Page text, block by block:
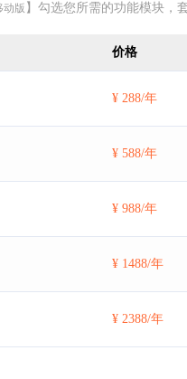
动版 】勾选您所需的功能模块，
价格
¥ 288/年
¥ 588/年
¥ 988/年
¥ 1488/年
¥ 2388/年